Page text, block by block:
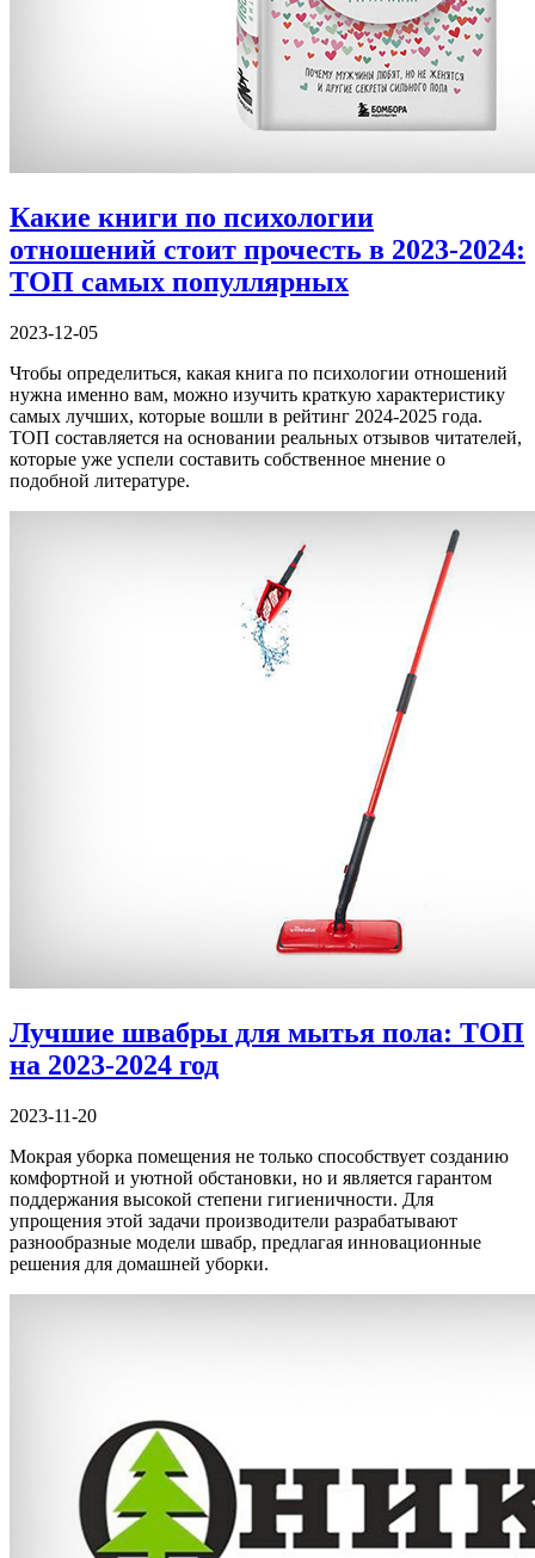
Какие книги по психологии
отношений стоит прочесть в 2023-2024:
ТОП самых популлярных
2023-12-05
Чтобы определиться, какая книга по психологии отношений
нужна именно вам, можно изучить краткую характеристику
самых лучших, которые вошли в рейтинг 2024-2025 года.
ТОП составляется на основании реальных отзывов читателей,
которые уже успели составить собственное мнение о
подобной литературе.
Лучшие швабры для мытья пола: ТОП
на 2023-2024 год
2023-11-20
Мокрая уборка помещения не только способствует созданию
комфортной и уютной обстановки, но и является гарантом
поддержания высокой степени гигиеничности. Для
упрощения этой задачи производители разрабатывают
разнообразные модели швабр, предлагая инновационные
решения для домашней уборки.